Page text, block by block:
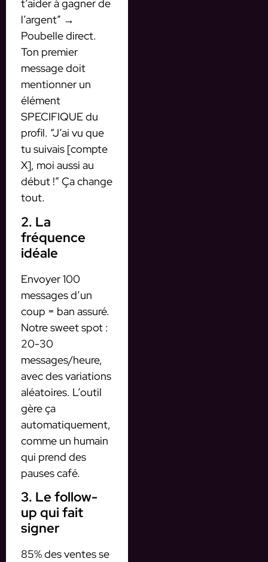
t’aider à gagner de
l’argent” →
Poubelle direct.
Ton premier
message doit
mentionner un
élément
SPECIFIQUE du
profil. “J’ai vu que
tu suivais [compte
X], moi aussi au
début !” Ça change
tout.
2. La
fréquence
idéale
Envoyer 100
messages d’un
coup = ban assuré.
Notre sweet spot :
20-30
messages/heure,
avec des variations
aléatoires. L’outil
gère ça
automatiquement,
comme un humain
qui prend des
pauses café.
3. Le follow-
up qui fait
signer
85% des ventes se